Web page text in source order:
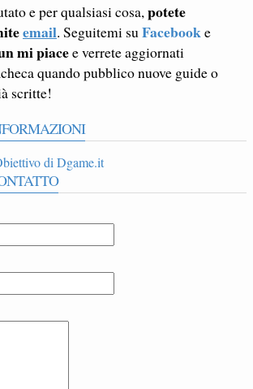
e per qualsiasi cosa,potete
email. Seguitemi suFacebooke
mi piacee verrete aggiornati
quando pubblico nuove guide o
scritte!
di Dgame.it